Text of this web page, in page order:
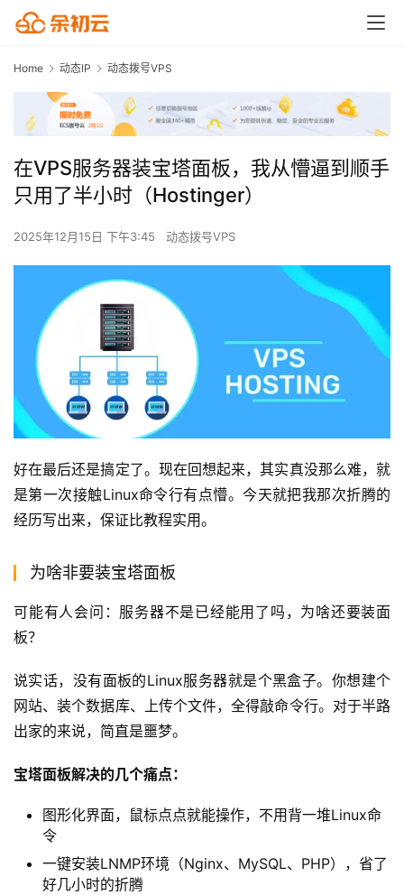
Home 动态IP 动态拨号VPS
在VPS服务器装宝塔面板，我从懵逼到顺手
只用了半小时（Hostinger）
2025年12月15日 下午3:45 动态拨号VPS
好在最后还是搞定了。现在回想起来，其实真没那么难，就
是第一次接触Linux命令行有点懵。今天就把我那次折腾的
经历写出来，保证比教程实用。
为啥非要装宝塔面板
可能有人会问：服务器不是已经能用了吗，为啥还要装面
板？
说实话，没有面板的Linux服务器就是个黑盒子。你想建个
网站、装个数据库、上传个文件，全得敲命令行。对于半路
出家的来说，简直是噩梦。
宝塔面板解决的几个痛点：
图形化界面，鼠标点点就能操作，不用背一堆Linux命
令
一键安装LNMP环境（Nginx、MySQL、PHP），省了
好几小时的折腾